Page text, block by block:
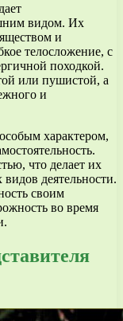
видом. Их
и
телосложение, с
походкой.
или пушистой, а
и
характером,
что делает их
деятельности.
своим
во время